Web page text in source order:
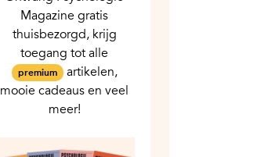
Magazine gratis
thuisbezorgd, krijg
toegang tot alle
premium artikelen,
mooie cadeaus en veel
meer!